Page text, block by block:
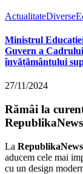
ActualitateDiverse
Ministrul
Guvern a
învățământului
27/11/2024
Rămâi la
La RepublikaNews
aducem cele mai
cu un design